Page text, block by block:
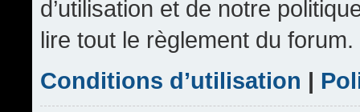
d’utilisation et de notre
lire tout le règlement du forum.
Conditions d’utilisation |